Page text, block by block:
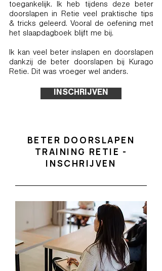
toegankelijk. Ik heb tijdens deze beter
doorslapen in Retie veel praktische tips
& tricks geleerd. Vooral de oefening met
het slaapdagboek blijft me bij.
Ik kan veel beter inslapen en doorslapen
dankzij de beter doorslapen bij Kurago
Retie. Dit was vroeger wel anders.
INSCHRIJVEN
BETER DOORSLAPEN
TRAINING RETIE -
INSCHRIJVEN